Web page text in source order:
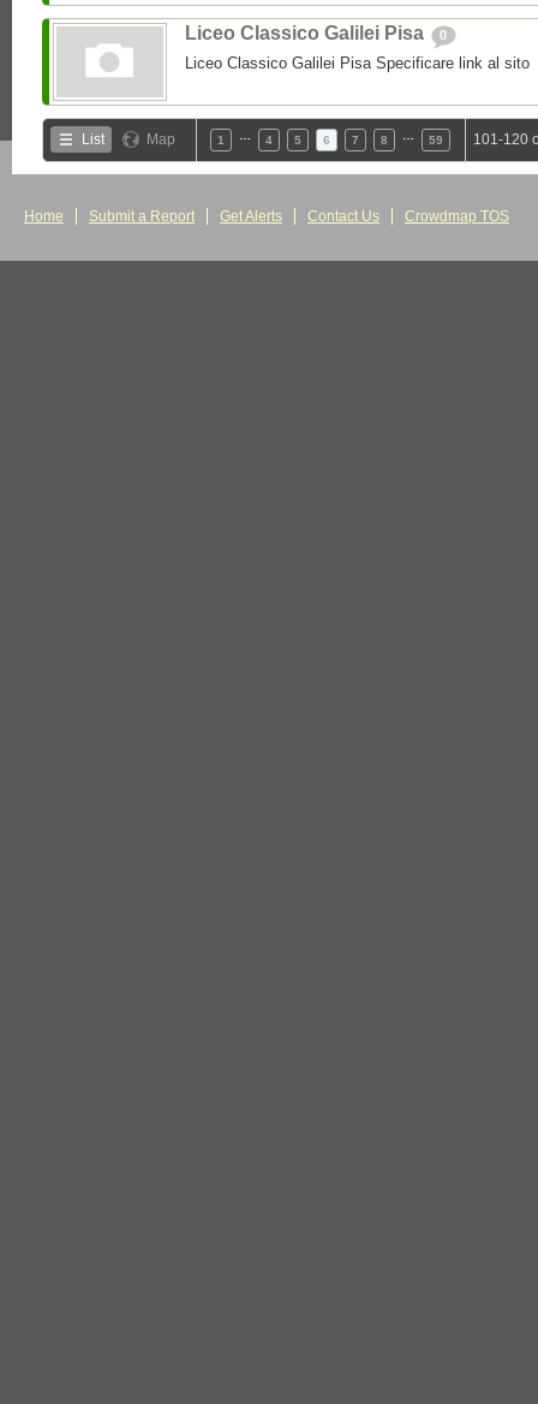
Liceo Classico Galilei Pisa 0
Liceo Classico Galilei Pisa Specificare link al sito
List Map 1 4 5 6 7 8 59 101-120
Home Submit a Report Get Alerts Contact Us Crowdmap TOS